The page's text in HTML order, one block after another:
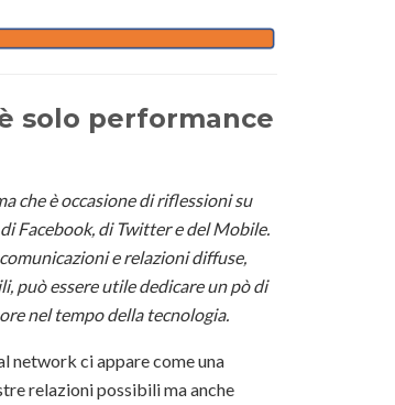
solo performance
che è occasione di riflessioni su
Facebook, di Twitter e del Mobile.
e relazioni diffuse,
può essere utile dedicare un pò di
nel tempo della tecnologia.
network ci appare come una
relazioni possibili ma anche